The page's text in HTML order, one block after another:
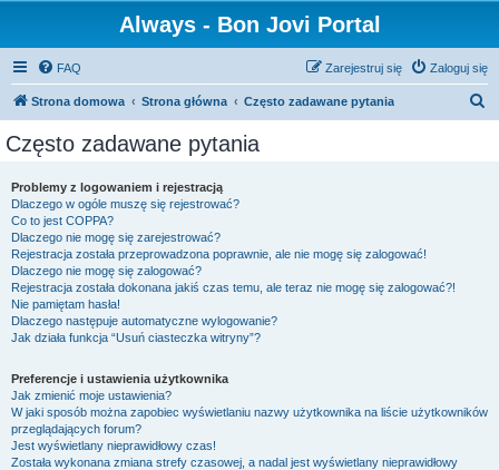
Always - Bon Jovi Portal
FAQ Zaloguj się
Zarejestruj się
Strona domowa Strona główna Często zadawane pytania
Często zadawane pytania
Problemy z logowaniem i rejestracją
Dlaczego w ogóle muszę się rejestrować?
Co to jest COPPA?
Dlaczego nie mogę się zarejestrować?
Rejestracja została przeprowadzona poprawnie, ale nie mogę się zalogować!
Dlaczego nie mogę się zalogować?
Rejestracja została dokonana jakiś czas temu, ale teraz nie mogę się zalogować?!
Nie pamiętam hasła!
Dlaczego następuje automatyczne wylogowanie?
Jak działa funkcja “Usuń ciasteczka witryny”?
Preferencje i ustawienia użytkownika
Jak zmienić moje ustawienia?
W jaki sposób można zapobiec wyświetlaniu nazwy użytkownika na liście użytkowników
przeglądających forum?
Jest wyświetlany nieprawidłowy czas!
Została wykonana zmiana strefy czasowej, a nadal jest wyświetlany nieprawidłowy